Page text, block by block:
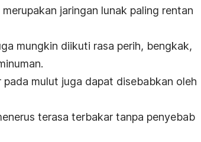
jaringan lunak paling rentan
mungkin diikuti rasa perih, bengkak,
mulut juga dapat disebabkan oleh
terasa terbakar tanpa penyebab